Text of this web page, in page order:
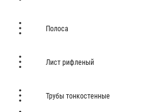
Полоса
Лист рифленый
Трубы тонкостенные